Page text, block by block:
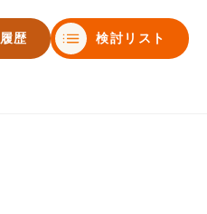
歴 検討リスト